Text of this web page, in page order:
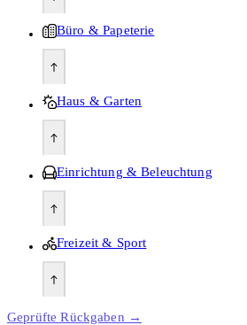
Büro & Papeterie
Haus & Garten
Einrichtung & Beleuchtung
Freizeit & Sport
Geprüfte Rückgaben →